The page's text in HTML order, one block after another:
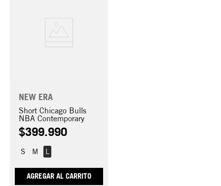
NEW ERA
Short Chicago Bulls
NBA Contemporary
$399.990
L
M
S
AGREGAR AL CARRITO